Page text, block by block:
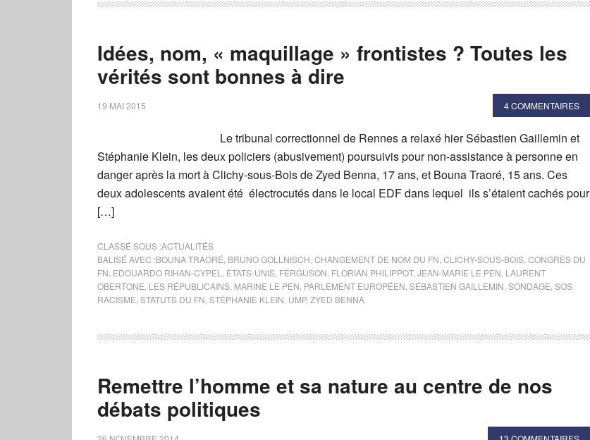
Idées, nom, « maquillage » frontistes ? Toutes les
vérités sont bonnes à dire
19 MAI 2015 4 COMMENTAIRES
Le tribunal correctionnel de Rennes a relaxé hier Sébastien Gaillemin et
Stéphanie Klein, les deux policiers (abusivement) poursuivis pour non-assistance à personne en
danger après la mort à Clichy-sous-Bois de Zyed Benna, 17 ans, et Bouna Traoré, 15 ans. Ces
deux adolescents avaient été électrocutés dans le local EDF dans lequel ils s’étaient cachés pour
[…]
CLASSÉ SOUS :ACTUALITÉS
BALISÉ AVEC :BOUNA TRAORÉ BRUNO GOLLNISCH CHANGEMENT DE NOM DU FN CLICHY-SOUS-BOIS CONGRÈS DU
FN EDOUARDO RIHAN-CYPEL ETATS-UNIS FERGUSON FLORIAN PHILIPPOT, JEAN-MARIE LE PEN LAURENT
OBERTONE LES RÉPUBLICAINS MARINE LE PEN PARLEMENT EUROPÉEN SÉBASTIEN GAILLEMIN SONDAGE SOS
RACISME STATUTS DU FN STÉPHANIE KLEIN UMP, ZYED BENNA
Remettre l’homme et sa nature au centre de nos
débats politiques